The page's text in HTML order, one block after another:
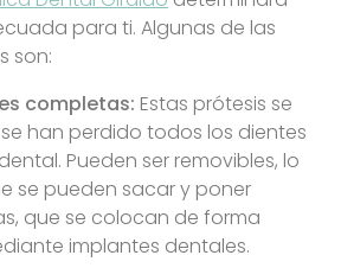
para ti. Algunas de las
son:
completas: Estas prótesis se
han perdido todos los dientes
Pueden ser removibles, lo
se pueden sacar y poner
que se colocan de forma
implantes dentales.